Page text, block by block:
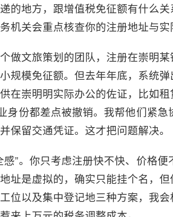
的地方，跟增值税免征额有什么
机关会重点核查你的注册地址与实
做文旅策划的团队，注册在崇明
规模免征额。但去年年底，系统
在崇明明实际办公的佐证，比如
身份都差点被撤销。我帮他们紧
保留交通凭证。这才把问题解决。
”。你只考虑注册快不快、价格
址是虚拟的，确实只能挂个名，
位以及集中登记地三种方案，我